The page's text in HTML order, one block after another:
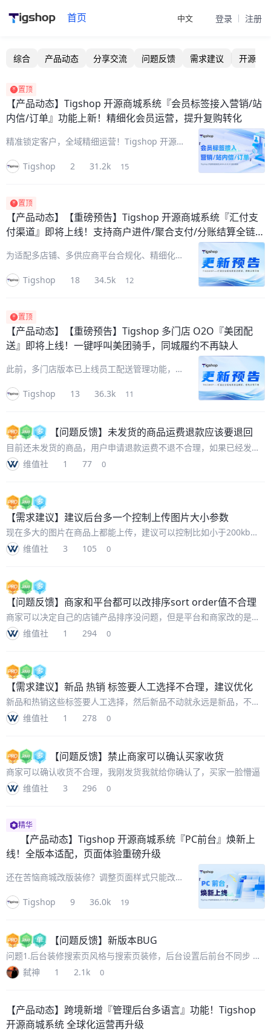
首页 中文 登录 注册
综合 产品动态 分享交流 问题反馈 需求建议 开源标
置顶
【产品动态】 Tigshop 开源商城系统『会员标签接入营销/站
内信/订单』功能上新！精细化会员运营，提升复购转化
精准锁定客户，全域精细运营！Tigshop 开源
销活动、站内信群发、订单筛选”三大链路，彻
Tigshop 2 31.2k 15
置顶
【产品动态】
【重磅预告】Tigshop 开源商城系统『汇付支
付渠道』即将上线！支持商户进件/聚合支付/分账结算全链路
为适配多店铺、多供应商平台合规化、精细化运
商城系统即将全新接入汇付斗拱平台支付体系。
Tigshop 18 34.5k 12
置顶
【产品动态】
【重磅预告】Tigshop 多门店 O2O『美团配
送』即将上线！一键呼叫美团骑手，同城履约不再缺人
此前，多门店版本已上线员工配送管理功能，不
现在，Tigshop『美团配送』即将重磅上线！接
给美团骑手上门取货、送到顾
Tigshop 13 36.3k 11
【问题反馈】 未发货的商品运费退款应该要退回
目前还未发货的商品，用户申请退款运费不退不合理，如果已经发货
了那么是不能退运费。这也和大部分电商包括京东淘宝的习惯认知一
致。
维值社 1 77 0
【需求建议】 建议后台多一个控制上传图片大小参数
现在多大的图片在商品上都能上传，建议可以控制比如小于200kb一
张，控制一下图片大小，否则页面加载太慢
维值社 3 105 0
【问题反馈】 商家和平台都可以改排序sort order值不合理
商家可以决定自己的店铺产品排序没问题，但是平台和商家改的是同
一个值，也就意味着首页新品推荐，100个商家有各自有100个商品，
他们在自己的店铺里排序1-100没问题，但是在平台首页应该是1-
维值社 1 294 0
【需求建议】 新品 热销 标签要人工选择不合理，建议优化
新品和热销这些标签要人工选择，然后新品不动就永远是新品，不是
太合理，手工工作量也很大，要去分辨这些是不是新品，是不是热
销，然后打标签，去标签
维值社 1 278 0
【问题反馈】 禁止商家可以确认买家收货
商家可以确认收货不合理，我刚发货我就给你确认了，买家一脸懵逼
维值社
3 296 0
精华
【产品动态】 Tigshop 开源商城系统『PC前台』焕新上
线！全版本适配，页面体验重磅升级
还在苦恼商城改版装修？调整页面样式只能改代
过关键营销节点。现在无需二开，Tigshop 开
验对标淘宝、京东等主流电商
Tigshop 9 36.0k 19
【问题反馈】 新版本BUG
问题1.后台装修搜索页风格与搜索页装修，后台设置后前台不同步 问
题2.搜索页TITLE信息缺失 问题3.频道搜索页侧边导航缺失
弑神 1 2.1k 0
【产品动态】 跨境新增『管理后台多语言』功能！Tigshop
开源商城系统 全球化运营再升级